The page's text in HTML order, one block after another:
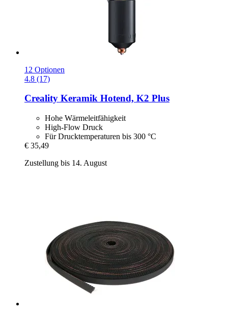
12 Optionen
4.8 (17)
Creality Keramik Hotend, K2 Plus
Hohe Wärmeleitfähigkeit
High-Flow Druck
Für Drucktemperaturen bis 300 °C
€ 35,49
Zustellung bis 14. August